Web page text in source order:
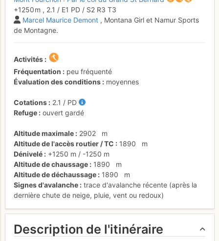
+1250 m , 2.1 / E1 PD / S2 R3 T3
Marcel Maurice Demont , Montana Girl et Namur Sports
de Montagne.
Activités
Fréquentation
peu fréquenté
Évaluation des conditions
moyennes
Cotations 2.1 / PD
Refuge
ouvert gardé
Altitude maximale 2902
m
Altitude de l'accès routier / TC
1890
m
Dénivelé
+1250 m / -1250 m
Altitude de chaussage
1890
m
Altitude de déchaussage
1890
m
Signes d'avalanche
trace d'avalanche récente (après la
dernière chute de neige, pluie, vent ou redoux)
Description de l'itinéraire